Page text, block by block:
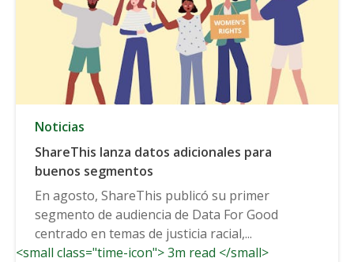
Noticias
ShareThis lanza datos adicionales para
buenos segmentos
En agosto, ShareThis publicó su primer
segmento de audiencia de Data For Good
centrado en temas de justicia racial,...
<small class="time-icon"> 3m read </small>